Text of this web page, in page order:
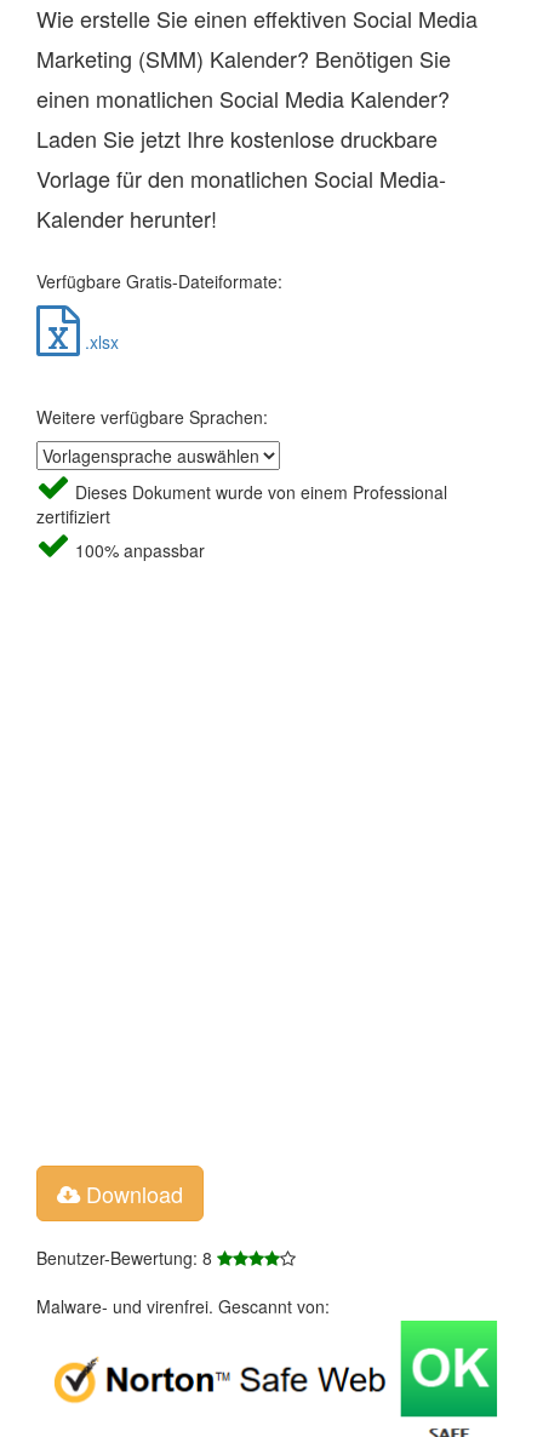
Wie erstelle Sie einen effektiven Social Media
Marketing (SMM) Kalender? Benötigen Sie
einen monatlichen Social Media Kalender?
Laden Sie jetzt Ihre kostenlose druckbare
Vorlage für den monatlichen Social Media-
Kalender herunter!
Verfügbare Gratis-Dateiformate:
.xlsx
Weitere verfügbare Sprachen:
Dieses Dokument wurde von einem Professional
zertifiziert
100% anpassbar
Download
Benutzer-Bewertung: 8
Malware- und virenfrei. Gescannt von: